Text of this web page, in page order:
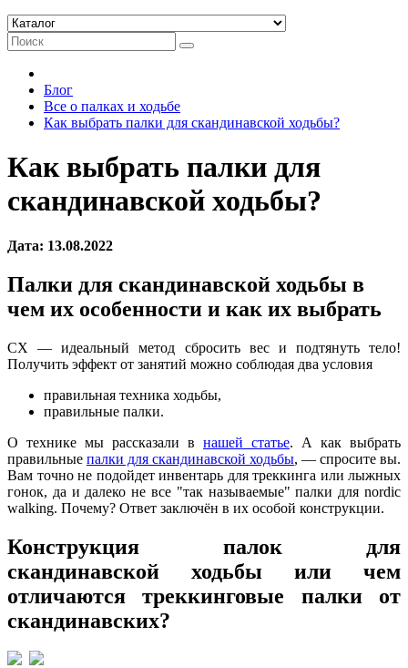
Блог
Все о палках и ходьбе
Как выбрать палки для скандинавской ходьбы?
Как выбрать палки для
скандинавской ходьбы?
Дата: 13.08.2022
Палки для скандинавской ходьбы в
чем их особенности и как их выбрать
СХ — идеальный метод сбросить вес и подтянуть тело!
Получить эффект от занятий можно соблюдая два условия
правильная техника ходьбы,
правильные палки.
О технике мы рассказали в нашей статье. А как выбрать
правильные палки для скандинавской ходьбы, — спросите вы.
Вам точно не подойдет инвентарь для треккинга или лыжных
гонок, да и далеко не все "так называемые" палки для nordic
walking. Почему? Ответ заключён в их особой конструкции.
Конструкция палок для
скандинавской ходьбы или чем
отличаются треккинговые палки от
скандинавских?